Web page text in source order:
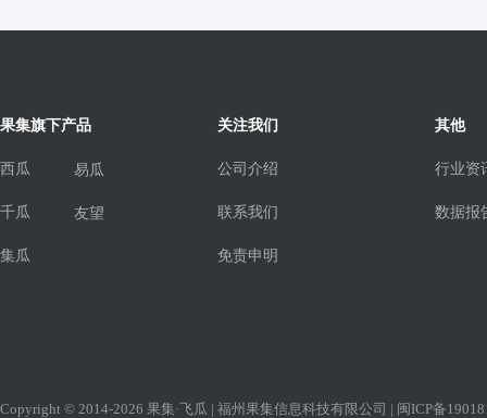
果集旗下产品
西瓜
千瓜
集瓜
易瓜
友望
关注我们
公司介绍
联系我们
免责申明
其他
行业资
数据报
Copyright © 2014-2026 果集·飞瓜 | 福州果集信息科技有限公司 | 闽ICP备